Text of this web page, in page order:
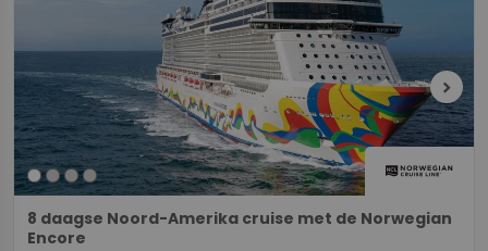
chevron_right
8 daagse Noord-Amerika cruise met de Norwegian
Encore